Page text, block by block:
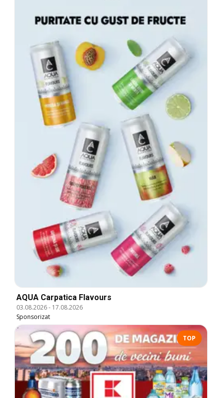
AQUA Carpatica Flavours
03.08.2026- 17.08.2026
Sponsorizat
TOP